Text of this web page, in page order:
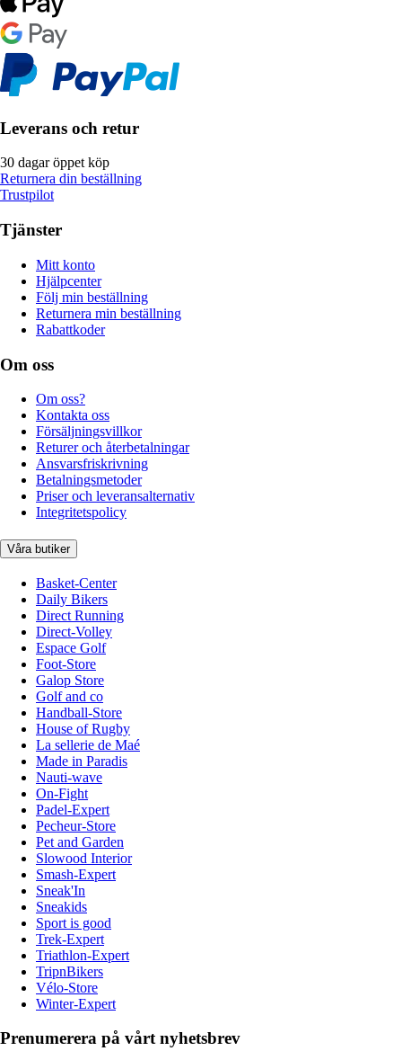
Leverans och retur
30 dagar öppet köp
Returnera din beställning
Trustpilot
Tjänster
Mitt konto
Hjälpcenter
Följ min beställning
Returnera min beställning
Rabattkoder
Om oss
Om oss?
Kontakta oss
Försäljningsvillkor
Returer och återbetalningar
Ansvarsfriskrivning
Betalningsmetoder
Priser och leveransalternativ
Integritetspolicy
Våra butiker
Basket-Center
Daily Bikers
Direct Running
Direct-Volley
Espace Golf
Foot-Store
Galop Store
Golf and co
Handball-Store
House of Rugby
La sellerie de Maé
Made in Paradis
Nauti-wave
On-Fight
Padel-Expert
Pecheur-Store
Pet and Garden
Slowood Interior
Smash-Expert
Sneak'In
Sneakids
Sport is good
Trek-Expert
Triathlon-Expert
TripnBikers
Vélo-Store
Winter-Expert
Prenumerera på vårt nyhetsbrev